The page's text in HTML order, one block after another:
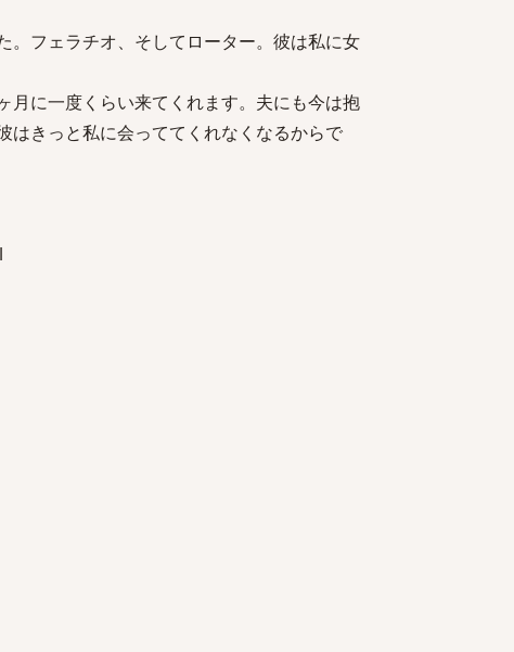
。フェラチオ、そしてローター。彼は私に女
月に一度くらい来てくれます。夫にも今は抱
はきっと私に会っててくれなくなるからで